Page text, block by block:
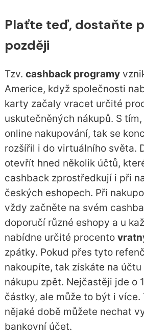
Plaťte teď, dostaňte
později
Tzv. cashback programy
Americe, když společnosti
karty začaly vracet určité
uskutečněných nákupů. S
online nakupování, tak se
rozšířil i do virtuálního světa.
otevřít hned několik účtů,
cashback zprostředkují i při
českých eshopech. Při
vždy začněte na svém
doporučí různé eshopy a u
nabídne určité procento
zpátky. Pokud přes tyto
nakoupíte, tak získáte na
nákupu zpět. Nejčastěji jde o
částky, ale může to být i více.
nějaké době můžete nechat
bankovní účet.